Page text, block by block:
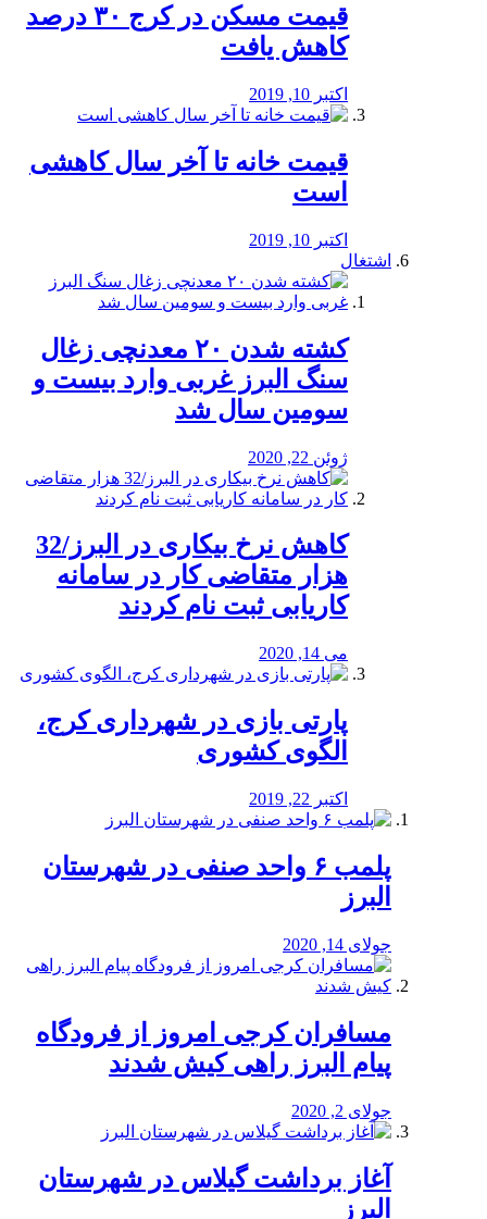
️قیمت مسکن در کرج ۳۰ درصد
کاهش یافت
اکتبر 10, 2019
قیمت خانه تا آخر سال کاهشی
است
اکتبر 10, 2019
اشتغال
کشته شدن ۲۰ معدنچی زغال
سنگ البرز غربی وارد بیست و
سومین سال شد
ژوئن 22, 2020
کاهش نرخ بیکاری در البرز/32
هزار متقاضی کار در سامانه
کاریابی ثبت نام کردند
می 14, 2020
پارتی بازی در شهرداری کرج،
الگوی کشوری
اکتبر 22, 2019
پلمب ۶ واحد صنفی در شهرستان
البرز
جولای 14, 2020
مسافران کرجی امروز از فرودگاه
پیام البرز راهی کیش شدند
جولای 2, 2020
آغاز برداشت گیلاس در شهرستان
البرز